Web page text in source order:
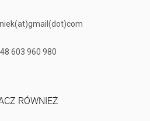
603 960 980
RÓWNIEŻ